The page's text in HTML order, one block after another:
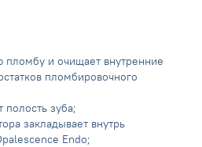
пломбу и очищает внутренние
пломбировочного
зуба;
закладывает внутрь
Endo;